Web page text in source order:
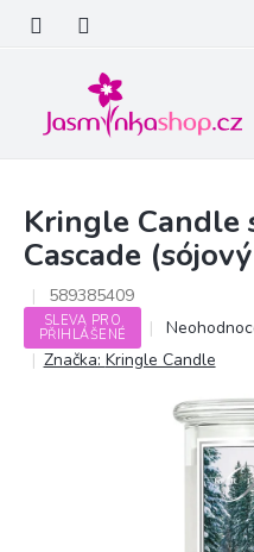
obsah
Kringle Candle
Cascade
589385409
SLEVA PRO
PŘIHLÁŠENÉ
Průměrné
hodnocení
produktu
0,0
hvězdiček.
Značka: Kringle Candle